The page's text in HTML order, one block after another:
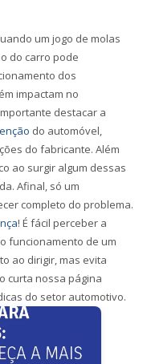
um jogo de molas
do carro pode
dos
impactam no
destacar a
do automóvel,
do fabricante. Além
ao surgir algum dessas
Afinal, só um
completo do problema.
! É fácil perceber a
funcionamento de um
ao dirigir, mas evita
curta nossa página
do setor automotivo.